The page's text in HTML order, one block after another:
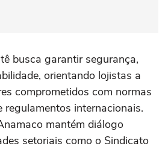
busca garantir segurança,
orientando lojistas a
comprometidos com normas
regulamentos internacionais.
mantém diálogo
setoriais como o Sindicato